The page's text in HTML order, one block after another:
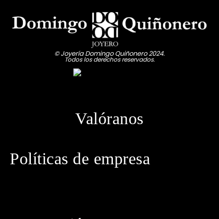
RELOJES TOMMY HILFIGUER
RELOJES TOUS
RELOJES VICTORINOX© Joyería Domingo Quiñonero 2024.
Todos los derechos reservados.
Valóranos
Políticas de empresa